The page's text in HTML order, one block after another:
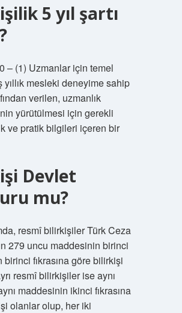
5 yıl şartı
– (1) Uzmanlar için temel
yıllık mesleki deneyime sahip
verilen, uzmanlık
yürütülmesi için gerekli
ve pratik bilgileri içeren bir
Devlet
mu?
resmî bilirkişiler Türk Ceza
279 uncu maddesinin birinci
fıkrasına göre bilirkişi
resmî bilirkişiler ise aynı
maddesinin ikinci fıkrasına
olanlar olup, her iki